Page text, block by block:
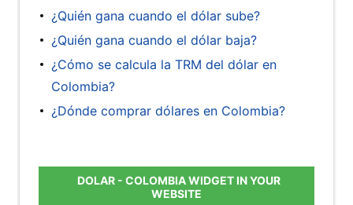
¿Quién gana cuando el dólar sube?
¿Quién gana cuando el dólar baja?
¿Cómo se calcula la TRM del dólar en
Colombia?
¿Dónde comprar dólares en Colombia?
DOLAR - COLOMBIA WIDGET IN YOUR
WEBSITE